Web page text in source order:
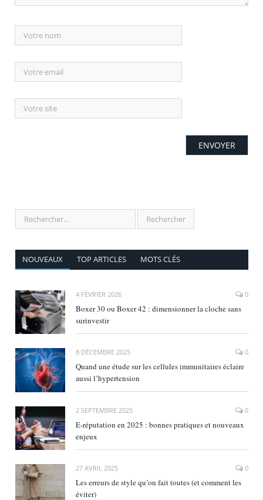
NOUVEAUX TOP ARTICLES MOTS CLÉS
4 FÉVRIER 2026 0
Boxer 30 ou Boxer 42 : dimensionner la cloche sans
surinvestir
8 DÉCEMBRE 2025 0
Quand une étude sur les cellules immunitaires éclaire
aussi l’hypertension
2 SEPTEMBRE 2025 0
E‑réputation en 2025 : bonnes pratiques et nouveaux
enjeux
27 AVRIL 2025 0
Les erreurs de style qu’on fait toutes (et comment les
éviter)